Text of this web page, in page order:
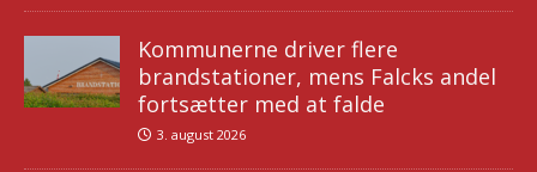
Kommunerne driver flere
brandstationer, mens Falcks andel
fortsætter med at falde
3. august 2026